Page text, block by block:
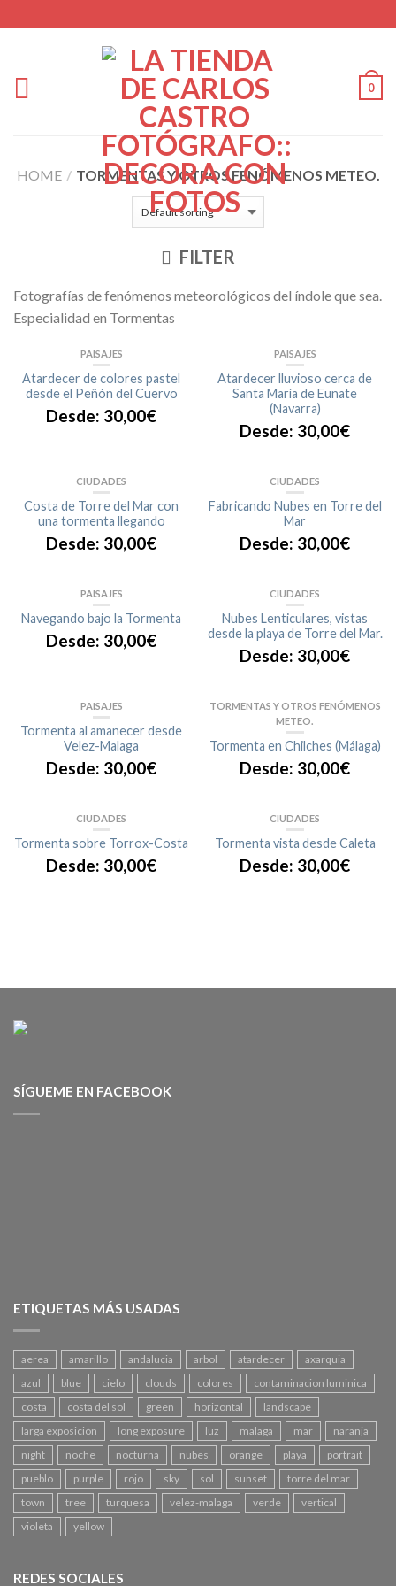
0
HOME / TORMENTAS Y OTROS FENÓMENOS METEO.
FILTER
Fotografías de fenómenos meteorológicos del índole que sea.
Especialidad en Tormentas
PAISAJES
Atardecer de colores pastel
desde el Peñón del Cuervo
Desde: 30,00€
PAISAJES
Atardecer lluvioso cerca de
Santa María de Eunate
(Navarra)
Desde: 30,00€
CIUDADES
Costa de Torre del Mar con
una tormenta llegando
Desde: 30,00€
CIUDADES
Fabricando Nubes en Torre del
Mar
Desde: 30,00€
PAISAJES
Navegando bajo la Tormenta
Desde: 30,00€
CIUDADES
Nubes Lenticulares, vistas
desde la playa de Torre del Mar.
Desde: 30,00€
PAISAJES
Tormenta al amanecer desde
Velez-Malaga
Desde: 30,00€
TORMENTAS Y OTROS FENÓMENOS
METEO.
Tormenta en Chilches (Málaga)
Desde: 30,00€
CIUDADES
Tormenta sobre Torrox-Costa
Desde: 30,00€
CIUDADES
Tormenta vista desde Caleta
Desde: 30,00€
SÍGUEME EN FACEBOOK
ETIQUETAS MÁS USADAS
aerea amarillo andalucia arbol atardecer
axarquia
azul
blue cielo clouds colores
contaminacion luminica
costa
costa del sol green horizontal
landscape
larga exposición
long exposure luz malaga mar
naranja
night
noche nocturna nubes orange playa
portrait
pueblo
purple rojo sky sol sunset
torre del mar
town
tree turquesa velez-malaga verde
vertical
violeta
yellow
REDES SOCIALES